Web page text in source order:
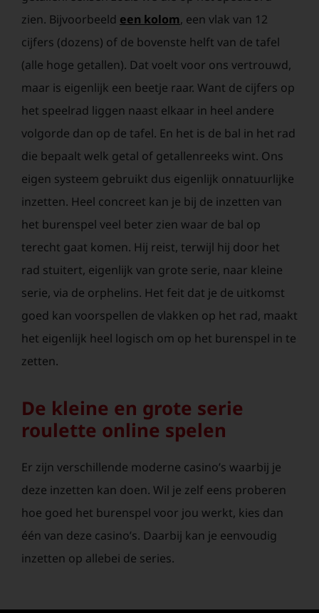
zien. Bijvoorbeeld een kolom, een vlak van 12
cijfers (dozens) of de bovenste helft van de tafel
(alle hoge getallen). Dat voelt voor ons vertrouwd,
maar is eigenlijk een beetje raar. Want de cijfers op
het speelrad liggen naast elkaar in heel andere
volgorde dan op de tafel. En het is de bal in het rad
die bepaalt welk getal of getallenreeks wint. Ons
eigen systeem gebruikt dus eigenlijk onnatuurlijke
inzetten. Heel concreet kan je bij de inzetten van
het burenspel veel beter zien waar de bal op
terecht gaat komen. Hij reist, terwijl hij door het
rad stuitert, eigenlijk van grote serie, naar kleine
serie, via de orphelins. Het feit dat je de uitkomst
goed kan voorspellen de vlakken op het rad, maakt
het eigenlijk heel logisch om op het burenspel in te
zetten.
De kleine en grote serie
roulette online spelen
Er zijn verschillende moderne casino’s waarbij je
deze inzetten kan doen. Wil je zelf eens proberen
hoe goed het burenspel voor jou werkt, kies dan
één van deze casino’s. Daarbij kan je eenvoudig
inzetten op allebei de series.